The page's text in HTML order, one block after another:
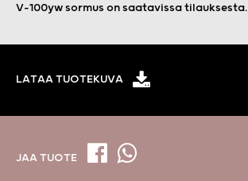
V-100yw sormus on saatavissa tilauksesta.
LATAA TUOTEKUVA
JAA TUOTE